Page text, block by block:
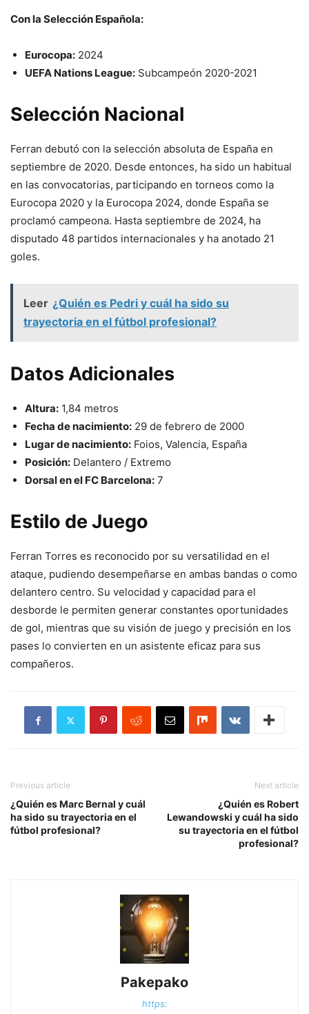
Con la Selección Española:
Eurocopa: 2024
UEFA Nations League: Subcampeón 2020-2021
Selección Nacional
Ferran debutó con la selección absoluta de España en
septiembre de 2020. Desde entonces, ha sido un habitual
en las convocatorias, participando en torneos como la
Eurocopa 2020 y la Eurocopa 2024, donde España se
proclamó campeona. Hasta septiembre de 2024, ha
disputado 48 partidos internacionales y ha anotado 21
goles.
Leer ¿Quién es Pedri y cuál ha sido su
trayectoria en el fútbol profesional?
Datos Adicionales
Altura: 1,84 metros
Fecha de nacimiento: 29 de febrero de 2000
Lugar de nacimiento: Foios, Valencia, España
Posición: Delantero / Extremo
Dorsal en el FC Barcelona: 7
Estilo de Juego
Ferran Torres es reconocido por su versatilidad en el
ataque, pudiendo desempeñarse en ambas bandas o como
delantero centro. Su velocidad y capacidad para el
desborde le permiten generar constantes oportunidades
de gol, mientras que su visión de juego y precisión en los
pases lo convierten en un asistente eficaz para sus
compañeros.
Previous article
¿Quién es Marc Bernal y cuál
ha sido su trayectoria en el
fútbol profesional?
Next article
¿Quién es Robert
Lewandowski y cuál ha sido
su trayectoria en el fútbol
profesional?
Pakepako
https: